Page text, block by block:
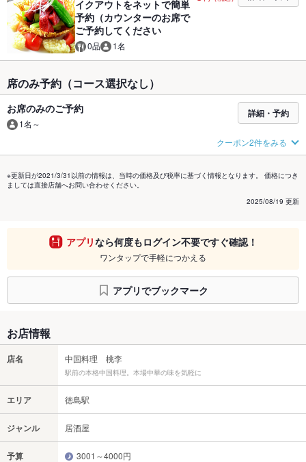
イクアウトをネットで簡単
予約（カウンターのお席で
ご予約してください
0品 1名
席のみ予約（コース選択なし）
お席のみのご予約
1名～
詳細・予約
クーポン2件をみる
※更新日が2021/3/31以前の情報は、当時の価格及び税率に基づく情報となります。 価格につき
ましては直接店舗へお問い合わせください。
2025/08/19 更新
アプリなら何度もログイン不要ですぐ確認！
ワンタップで手軽につかえる
アプリでブックマーク
お店情報
店名 中国料理 桃李
駅前の本格中国料理。本場中華の味を気軽に
エリア 徳島駅
ジャンル 居酒屋
予算
3001～4000円